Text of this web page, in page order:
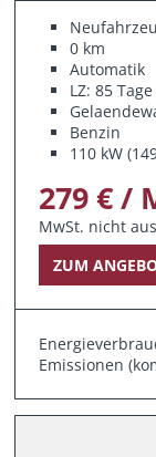
0 km
Automatik
LZ: 85 Tage
Benzin
110 kW
279 € /
MwSt. nicht
ZUM
Emissionen